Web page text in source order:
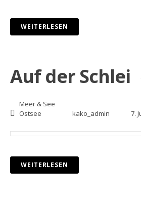
WEITERLESEN
Auf der Schlei
Meer & See
Ostsee
kako_admin 7.
WEITERLESEN